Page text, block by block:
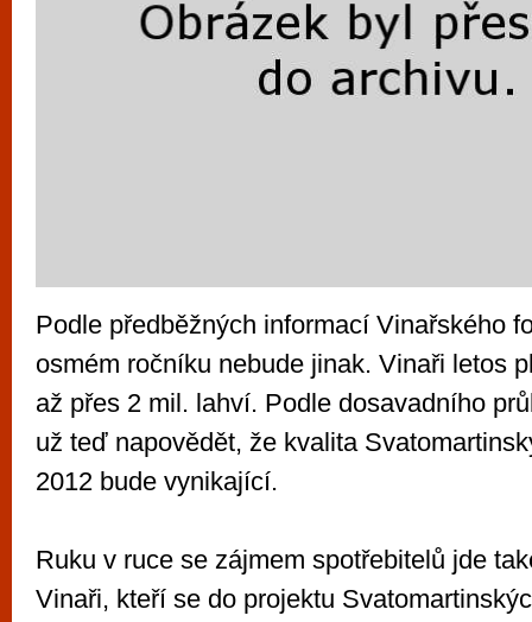
Podle předběžných informací Vinařského
osmém ročníku nebude jinak. Vinaři letos
až přes 2 mil. lahví. Podle dosavadního
už teď napovědět, že kvalita
2012 bude vynikající.
Ruku v ruce se zájmem spotřebitelů jde
Vinaři, kteří se do projektu